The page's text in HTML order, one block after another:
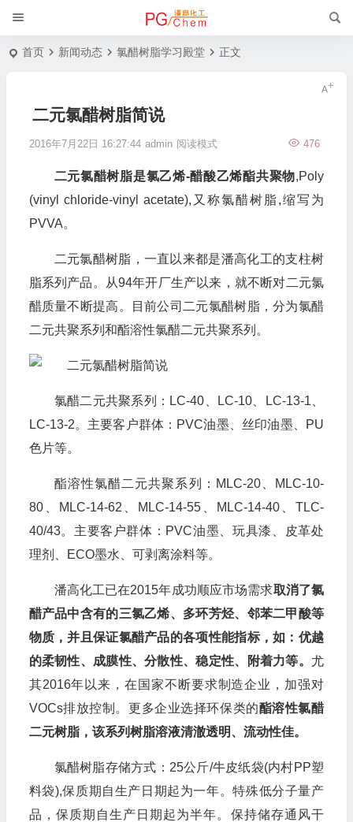
首页 新闻动态 氯醋树脂学习殿堂 正文
二元氯醋树脂简说
2016年7月22日 16:27:44 admin 476
阅读模式
二元氯醋树脂是氯乙烯-醋酸乙烯酯共聚物,Poly
(vinyl chloride-vinyl acetate),又称氯醋树脂,缩写为
PVVA。
二元氯醋树脂，一直以来都是潘高化工的支柱树
脂系列产品。从94年开厂生产以来，就不断对二元氯
醋质量不断提高。目前公司二元氯醋树脂，分为氯醋
二元共聚系列和酯溶性氯醋二元共聚系列。
氯醋二元共聚系列：LC-40、LC-10、LC-13-1、
LC-13-2。主要客户群体：PVC油墨、丝印油墨、PU
色片等。
酯溶性氯醋二元共聚系列：MLC-20、MLC-10-
80、MLC-14-62、MLC-14-55、MLC-14-40、TLC-
40/43。主要客户群体：PVC油墨、玩具漆、皮革处
理剂、ECO墨水、可剥离涂料等。
潘高化工已在2015年成功顺应市场需求取消了氯
醋产品中含有的三氯乙烯、多环芳烃、邻苯二甲酸等
物质，并且保证氯醋产品的各项性能指标，如：优越
的柔韧性、成膜性、分散性、稳定性、附着力等。 尤
其2016年以来，在国家不断要求制造企业，加强对
VOCs排放控制。更多企业选择环保类的酯溶性氯醋
二元树脂，该系列树脂溶液清澈透明、流动性佳。
氯醋树脂存储方式：25公斤/牛皮纸袋(内村PP塑
料袋),保质期自生产日期起为一年。特殊低分子量产
品，保质期自生产日期起为半年。保持储存通风干